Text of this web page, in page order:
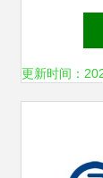
快速
更新时间：